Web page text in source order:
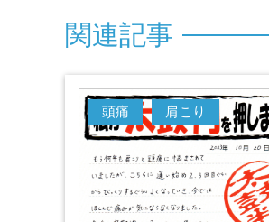
関連記事
頭痛 肩こり